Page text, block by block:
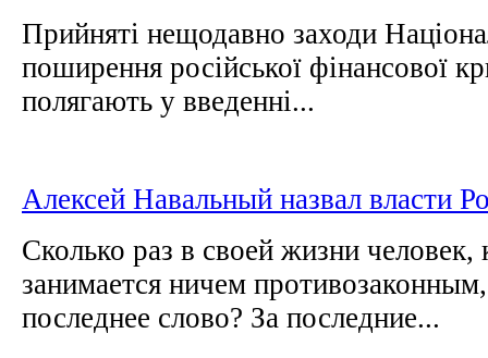
Прийняті нещодавно заходи
поширення російської фінансової
полягають у введенні...
Алексей Навальный назвал власти
Сколько раз в своей жизни человек,
занимается ничем
последнее слово? За последние...